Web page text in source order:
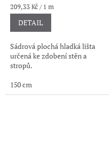
Měrná
cena:
209,33 Kč / 1 m
DETAIL
Sádrová plochá hladká lišta
určená ke zdobení stěn a
stropů.
150 cm